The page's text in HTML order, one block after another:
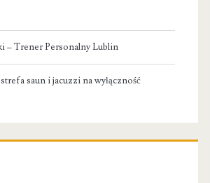
– Trener Personalny Lublin
saun i jacuzzi na wyłączność